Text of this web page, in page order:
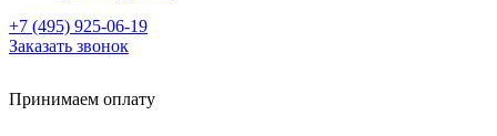
+7 (495) 925-06-19
Заказать звонок
Принимаем оплату